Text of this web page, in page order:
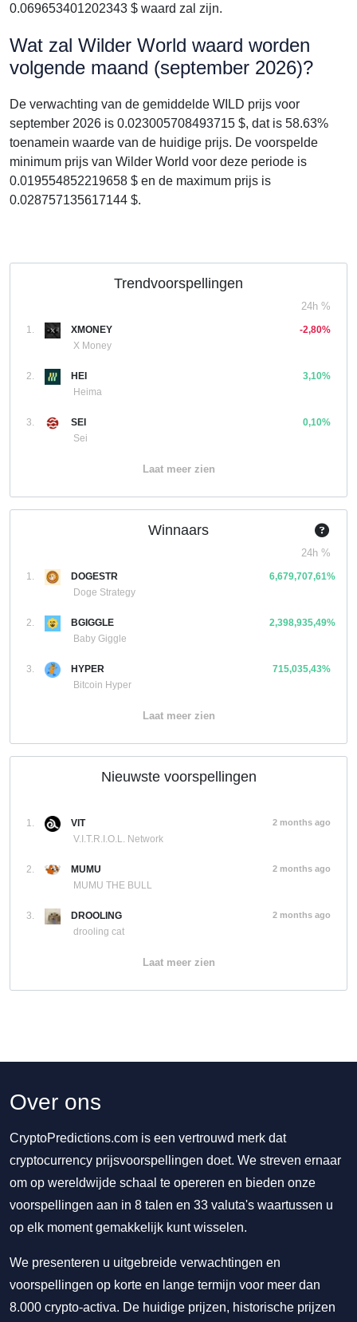
0.069653401202343 $ waard zal zijn.
Wat zal Wilder World waard worden
volgende maand (september 2026)?
De verwachting van de gemiddelde WILD prijs voor
september 2026 is 0.023005708493715 $, dat is 58.63%
toenamein waarde van de huidige prijs. De voorspelde
minimum prijs van Wilder World voor deze periode is
0.019554852219658 $ en de maximum prijs is
0.028757135617144 $.
Trendvoorspellingen
24h %
1.
XMONEY
X Money
-2,80%
2.
HEI
Heima
3,10%
3.
SEI
Sei
0,10%
Laat meer zien
Winnaars
24h %
1.
DOGESTR
Doge Strategy
6,679,707,61%
2.
BGIGGLE
Baby Giggle
2,398,935,49%
3.
HYPER
Bitcoin Hyper
715,035,43%
Laat meer zien
Nieuwste voorspellingen
1.
VIT
V.I.T.R.I.O.L. Network
2 months ago
2.
MUMU
MUMU THE BULL
2 months ago
3.
DROOLING
drooling cat
2 months ago
Laat meer zien
Over ons
CryptoPredictions.com is een vertrouwd merk dat
cryptocurrency prijsvoorspellingen doet. We streven ernaar
om op wereldwijde schaal te opereren en bieden onze
voorspellingen aan in 8 talen en 33 valuta's waartussen u
op elk moment gemakkelijk kunt wisselen.
We presenteren u uitgebreide verwachtingen en
voorspellingen op korte en lange termijn voor meer dan
8.000 crypto-activa. De huidige prijzen, historische prijzen